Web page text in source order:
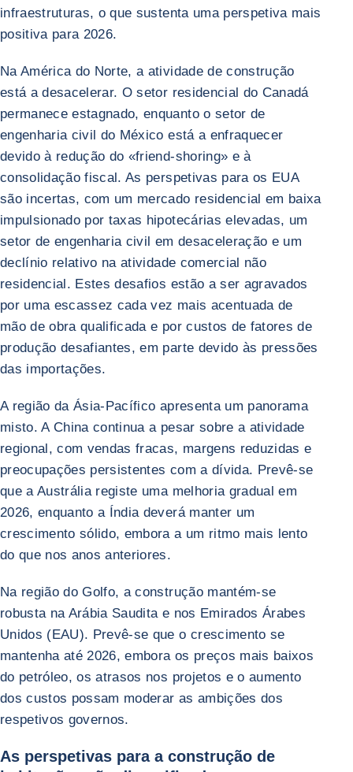
infraestruturas, o que sustenta uma perspetiva mais
positiva para 2026.
Na América do Norte, a atividade de construção
está a desacelerar. O setor residencial do Canadá
permanece estagnado, enquanto o setor de
engenharia civil do México está a enfraquecer
devido à redução do «friend-shoring» e à
consolidação fiscal. As perspetivas para os EUA
são incertas, com um mercado residencial em baixa
impulsionado por taxas hipotecárias elevadas, um
setor de engenharia civil em desaceleração e um
declínio relativo na atividade comercial não
residencial. Estes desafios estão a ser agravados
por uma escassez cada vez mais acentuada de
mão de obra qualificada e por custos de fatores de
produção desafiantes, em parte devido às pressões
das importações.
A região da Ásia-Pacífico apresenta um panorama
misto. A China continua a pesar sobre a atividade
regional, com vendas fracas, margens reduzidas e
preocupações persistentes com a dívida. Prevê-se
que a Austrália registe uma melhoria gradual em
2026, enquanto a Índia deverá manter um
crescimento sólido, embora a um ritmo mais lento
do que nos anos anteriores.
Na região do Golfo, a construção mantém-se
robusta na Arábia Saudita e nos Emirados Árabes
Unidos (EAU). Prevê-se que o crescimento se
mantenha até 2026, embora os preços mais baixos
do petróleo, os atrasos nos projetos e o aumento
dos custos possam moderar as ambições dos
respetivos governos.
As perspetivas para a construção de